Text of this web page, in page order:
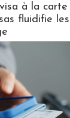
à la carte
fluidifie les